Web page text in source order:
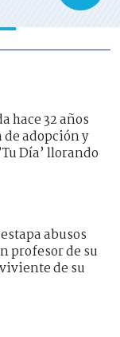
hace 32 años
adopción y
Día’ llorando
abusos
profesor de su
de su